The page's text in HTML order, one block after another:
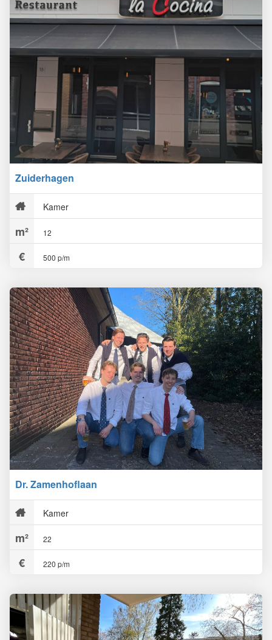
Zuiderhagen
Kamer
12
500 p/m
Dr. Zamenhoflaan
Kamer
22
220 p/m